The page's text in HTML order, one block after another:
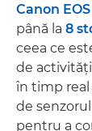
Canon
până la 8
ceea ce
de
în timp real
de
pentru a